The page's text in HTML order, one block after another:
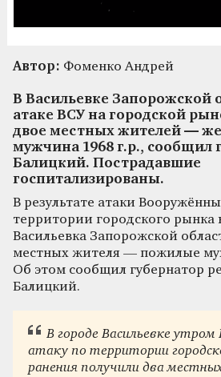
Автор: Фоменко Андрей
В Васильевке Запорожской
атаке ВСУ на городской
двое местных жителей —
мужчина 1968 г.р., сообщил
Балицкий. Пострадавшие
госпитализированы.
В результате атаки
территории городского рынка
Васильевка Запорожской
местных жителя — пожилые
Об этом сообщил губернатор
Балицкий.
В городе Васильевке утром
атаку по территории
ранения получили два